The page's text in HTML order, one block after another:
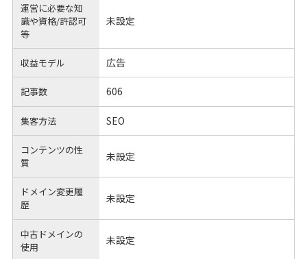
運営に必要な知
識や資格/許認可
等
未設定
収益モデル 広告
記事数 606
集客方法 SEO
コンテンツの性
質
未設定
ドメイン変更履
歴
未設定
中古ドメインの
使用
未設定